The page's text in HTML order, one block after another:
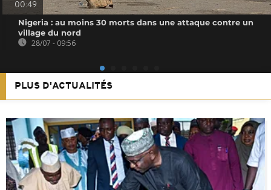
00:49
Nigeria : au moins 30 morts dans une attaque contre un
village du nord
28/07 - 09:56
PLUS D'ACTUALITÉS